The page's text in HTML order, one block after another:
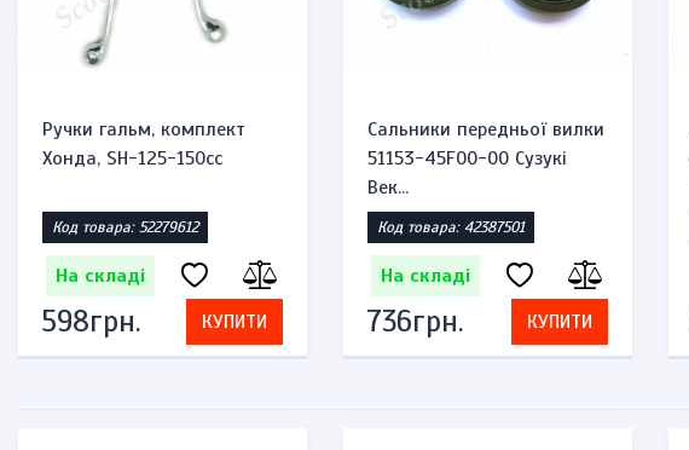
Ручки гальм, комплект
Хонда, SH-125-150cc
Код товара: 52279612
На складі
598грн. КУПИТИ
Сальники передньої вилки
51153-45F00-00 Сузукі
Век...
Код товара: 42387501
На складі
736грн. КУПИТИ